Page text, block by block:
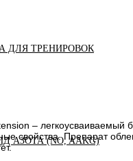
ДЛЯ ТРЕНИРОВОК
АЗОТА (NO, AAKG)
–
свойства. Препарат